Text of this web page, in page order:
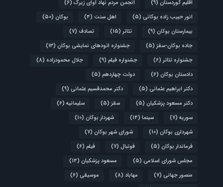
اقلیم کوردستان (9) انجمن مردم نهاد آوای زیرک (6)
انور حبیب زاده بوکانی (5) اهل سنت (4) بوکان (50)
بیمارستان بوکان (9) تئاتر (15) تصادف (7)
جاده بوکان-سقز (5) جشنواره اتودهای نمایشی بوکان (13)
جشنواره تئاتر (6) جشنواره فیلم (9) جلال محمودزاده (8)
دادستان بوکان (6) دولت چهاردهم (5)
دکتر ابراهیم عثمانی (5) دکتر محمدقسیم عثمانی (9)
دکتر مسعود پزشکیان (5) سقز (5) سلیمانیه (6)
سوریه (7) سینما (14) شهردار بوکان (10)
شهرداری بوکان (10) شورای شهر بوکان (7)
فرماندار بوکان (5) فوتبال (7) فیلم (6)
مجلس شورای اسلامی (5) مسعود پزشکیان (14)
منصور جهانی (7) مهاباد (8) موسیقی (6)